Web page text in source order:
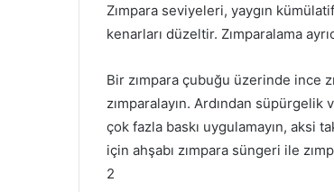
Zımpara seviyeleri, yaygın
kenarları düzeltir. Zımparalama
Bir zımpara çubuğu üzerinde ince
zımparalayın. Ardından süpürgelik
çok fazla baskı uygulamayın, aksi
için ahşabı zımpara süngeri ile
2